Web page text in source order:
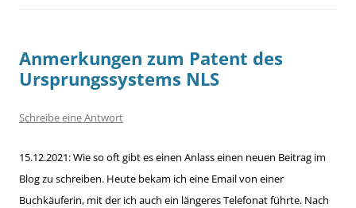
Anmerkungen zum Patent des
Ursprungssystems NLS
Schreibe eine Antwort
15.12.2021: Wie so oft gibt es einen Anlass einen neuen Beitrag im
Blog zu schreiben. Heute bekam ich eine Email von einer
Buchkäuferin, mit der ich auch ein längeres Telefonat führte. Nach